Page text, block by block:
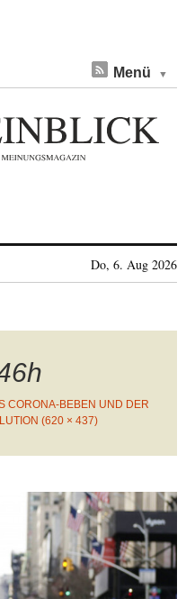
Menü
Do, 6. Aug 2026
CORONA-BEBEN UND DER
(620 × 437)